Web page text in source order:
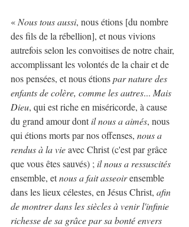
« Nous tous aussi, nous étions [du nombre
des fils de la rébellion], et nous vivions
autrefois selon les convoitises de notre chair,
accomplissant les volontés de la chair et de
nos pensées, et nous étions par nature des
enfants de colère, comme les autres... Mais
Dieu, qui est riche en miséricorde, à cause
du grand amour dont il nous a aimés, nous
qui étions morts par nos offenses, nous a
rendus à la vie avec Christ (c'est par grâce
que vous êtes sauvés) ; il nous a ressuscités
ensemble, et nous a fait asseoir ensemble
dans les lieux célestes, en Jésus Christ, afin
de montrer dans les siècles à venir l'infinie
richesse de sa grâce par sa bonté envers